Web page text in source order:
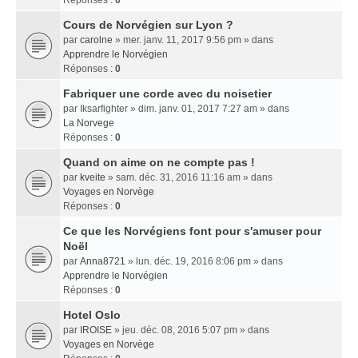
Cours de Norvégien sur Lyon ?
par carolne » mer. janv. 11, 2017 9:56 pm » dans
Apprendre le Norvégien
Réponses : 0
Fabriquer une corde avec du noisetier
par Iksarfighter » dim. janv. 01, 2017 7:27 am » dans
La Norvege
Réponses : 0
Quand on aime on ne compte pas !
par kveite » sam. déc. 31, 2016 11:16 am » dans
Voyages en Norvège
Réponses : 0
Ce que les Norvégiens font pour s'amuser pour
Noël
par Anna8721 » lun. déc. 19, 2016 8:06 pm » dans
Apprendre le Norvégien
Réponses : 0
Hotel Oslo
par IROISE » jeu. déc. 08, 2016 5:07 pm » dans
Voyages en Norvège